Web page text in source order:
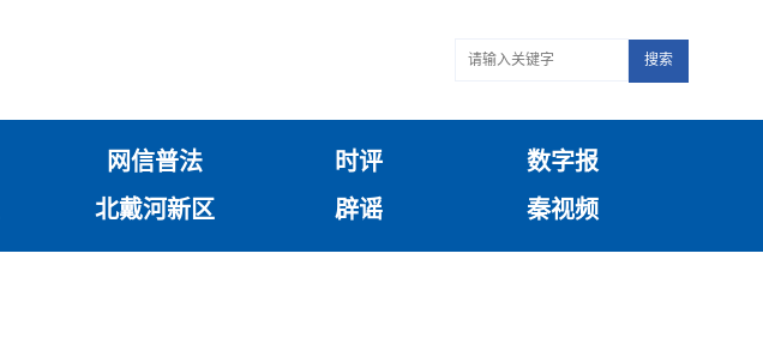
搜索
网信普法 时评
数字报
北戴河新区 辟谣 秦视频